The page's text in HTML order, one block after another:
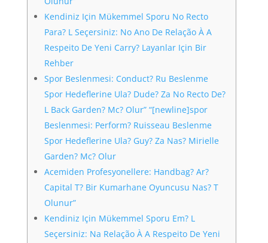
Kendiniz Için Mükemmel Sporu No Recto
Para? L Seçersiniz: No Ano De Relação À A
Respeito De Yeni Carry? Layanlar Için Bir
Rehber
Spor Beslenmesi: Conduct? Ru Beslenme
Spor Hedeflerine Ula? Dude? Za No Recto De?
L Back Garden? Mc? Olur” “[newline]spor
Beslenmesi: Perform? Ruisseau Beslenme
Spor Hedeflerine Ula? Guy? Za Nas? Mirielle
Garden? Mc? Olur
Acemiden Profesyonellere: Handbag? Ar?
Capital T? Bir Kumarhane Oyuncusu Nas? T
Olunur”
Kendiniz Için Mükemmel Sporu Em? L
Seçersiniz: Na Relação À A Respeito De Yeni